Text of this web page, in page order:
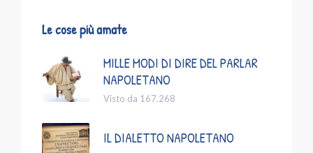
Le cose più amate
MILLE MODI DI DIRE DEL PARLAR
NAPOLETANO
Visto da 167.268
IL DIALETTO NAPOLETANO